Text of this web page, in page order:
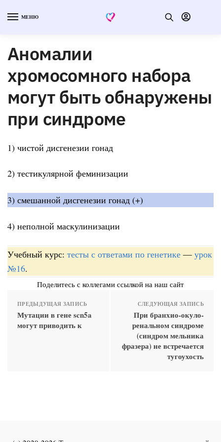
МЕНЮ
Аномалии
хромосомного набора
могут быть обнаружены
при синдроме
1) чистой дисгенезии гонад
2) тестикулярной феминизации
3) смешанной дисгенезии гонад (+)
4) неполной маскулинизации
Учебный курс: тесты с ответами по генетике — урок
№16.
Поделитесь с коллегами ссылкой на наш сайт
ПРЕДЫДУЩАЯ ЗАПИСЬ
Мутации в гене scn5a
могут приводить к
СЛЕДУЮЩАЯ ЗАПИСЬ
При бранхио-окуло-
ренальном синдроме
(синдром мельника
фразера) не встречается
тугоухость